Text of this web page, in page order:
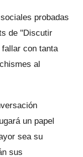
probadas
de "Discutir
con tanta
al
un papel
sea su
sus